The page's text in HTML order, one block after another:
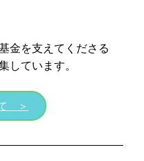
金を支えてくださる
しています。
＞